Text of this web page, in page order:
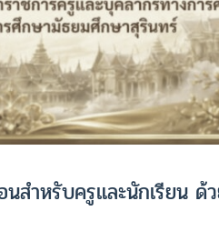
สำหรับครูและนักเรียน ด้